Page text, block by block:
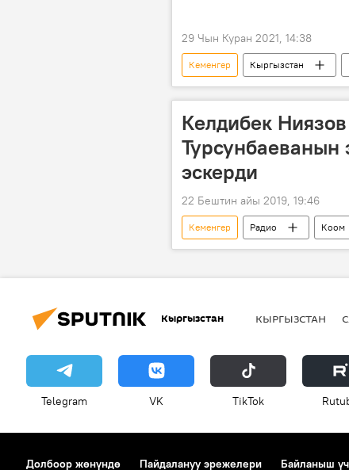
29 Чын Куран 2021, 14:38
Кеменгер Кыргызстан
кыз ала качуу
салт
Келдибек
Турсунбаеванын
эскерди
22 Бештин айы 2019, 19:46
Кеменгер Радио Коом
Таттыбүбү Турсунбаева
Кыргызстан КЫРГЫЗСТАН
Telegram VK ТikТоk
Долбоор жөнүндө Пайдалануу эрежелери Байланыш